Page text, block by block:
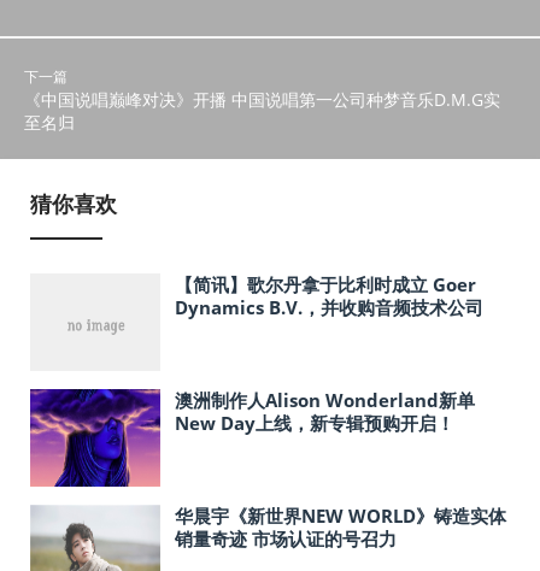
下一篇
《中国说唱巅峰对决》开播 中国说唱第一公司种梦音乐D.M.G实
至名归
猜你喜欢
【简讯】歌尔丹拿于比利时成立 Goer
Dynamics B.V.，并收购音频技术公司
澳洲制作人Alison Wonderland新单
New Day上线，新专辑预购开启！
华晨宇《新世界NEW WORLD》铸造实体
销量奇迹 市场认证的号召力